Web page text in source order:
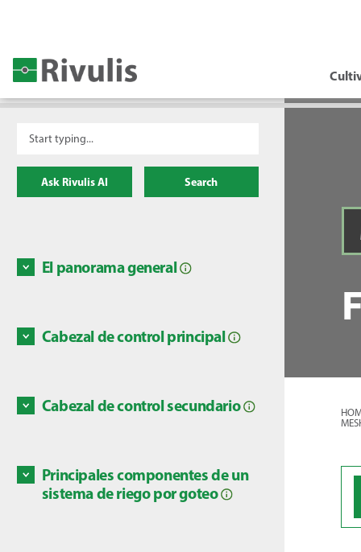
Ask Rivulis AI Search
El panorama general
caudal
Cabezal de control principal
3.
Cabezal de control secundario
El
por
Principales componentes de un
sistema de riego por goteo
riego